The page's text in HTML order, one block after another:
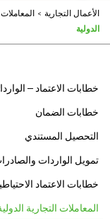
الأعمال التجارية >
الدولية
خطابات الاعتماد –
خطابات الضمان
التحصيل المستندي
تمويل الواردات
خطابات الاعتماد
المعاملات التجارية